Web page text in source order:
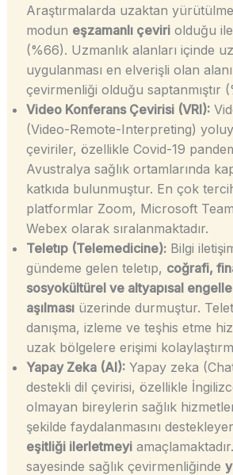
Araştırmalarda uzaktan
modun eşzamanlı çeviriolduğu
(%66). Uzmanlık alanları içinde
uygulanması en elverişli olan
çevirmenliği olduğu saptanmıştır
Video Konferans Çevirisi (VRI):
(Video-Remote-Interpreting)
çeviriler, özellikle Covid-19
Avustralya sağlık ortamlarında
katkıda bulunmuştur. En çok
platformlar Zoom, Microsoft
Webex olarak sıralanmaktadır.
Teletıp (Telemedicine):Bilgi
gündeme gelen teletıp, coğrafi,
sosyokültürel ve altyapısal
aşılmasıüzerinde durmuştur.
danışma, izleme ve teşhis etme
uzak bölgelere erişimi
Yapay Zeka (AI):Yapay zeka
destekli dil çevirisi, özellikle
olmayan bireylerin sağlık
şekilde faydalanmasını
eşitliği ilerletmeyi
sayesinde sağlık çevirmenliğinde